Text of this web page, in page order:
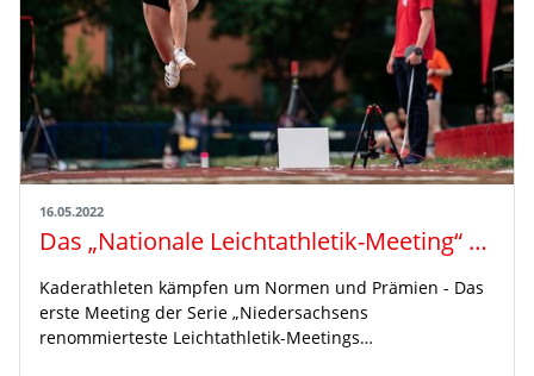
16.05.2022
Das „Nationale Leichtathletik-Meeting“ des VfL Eintracht Hannover
Kaderathleten kämpfen um Normen und Prämien - Das
erste Meeting der Serie „Niedersachsens
renommierteste Leichtathletik-Meetings…